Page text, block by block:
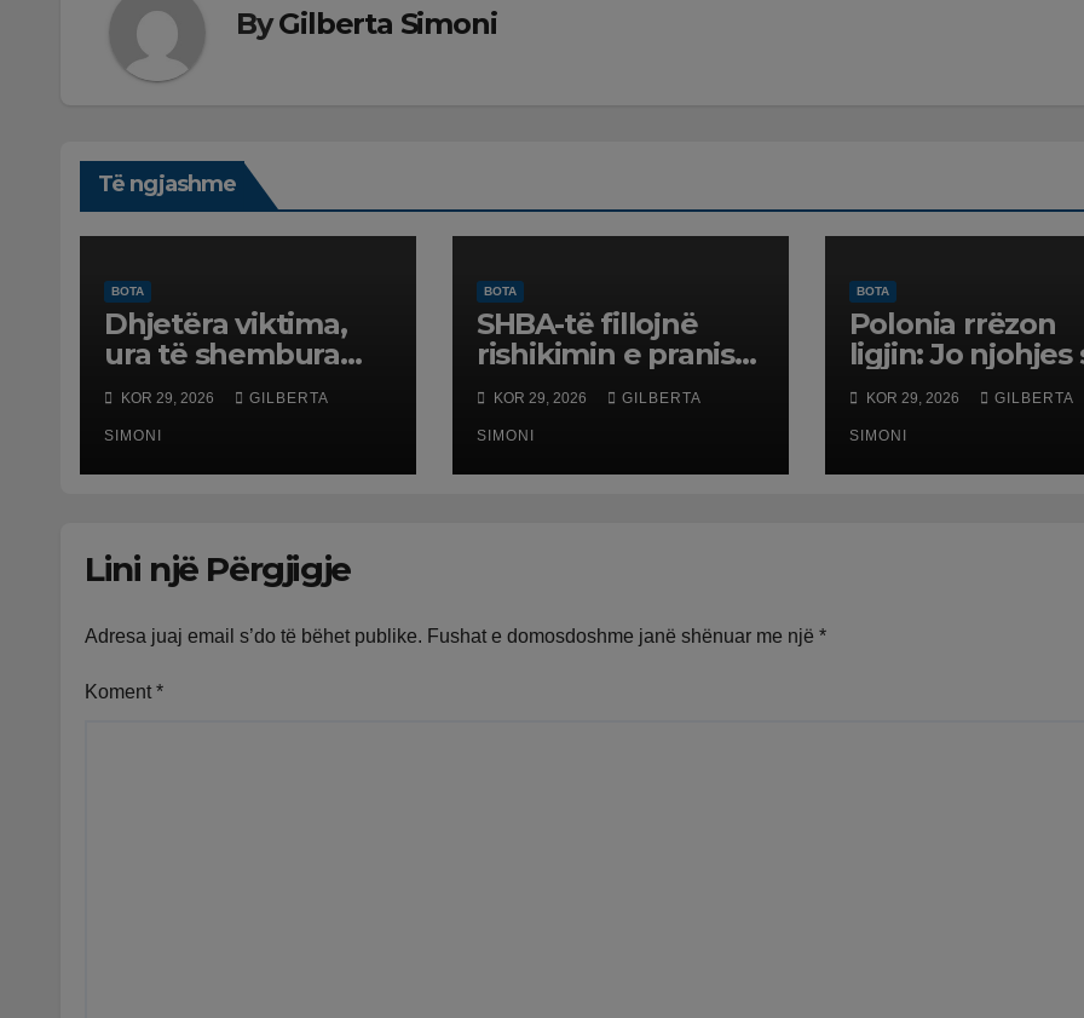
ByGilberta Simoni
Të ngjashme
BOTA
Dhjetëra viktima,
ura të shembura
dhe rrugë të
dëmtuara! Japonia
goditet nga tërmeti
i fuqishëm, qindra
KOR 29, 2026 GILBERTA
SIMONI
BOTA
SHBA-të fillojnë
rishikimin e pranisë
ushtarake në
Evropë
KOR 29, 2026 GILBERTA
SIMONI
BOTA
Polonia rrëzon
ligjin: Jo njohjes
martesave të të
njëjtit seks
KOR 29, 2026 GILBERTA
SIMONI
Lini një Përgjigje
Adresa juaj email s’do të bëhet publike. Fushat e domosdoshme janë shënuar me një *
Koment *